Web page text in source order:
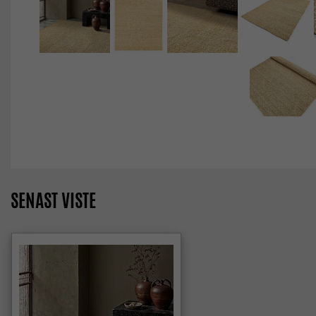
SENAST VISTE